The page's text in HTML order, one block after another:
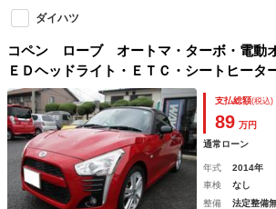
ダイハツ
コペン ローブ オートマ・ターボ・電動
ＥＤヘッドライト・ＥＴＣ・シートヒータ
アルミホイール・スマートキー・プッシュ
支払総額(税込)
89 万円
通常ローン
年式 2014年
車検
なし
整備
法定整備